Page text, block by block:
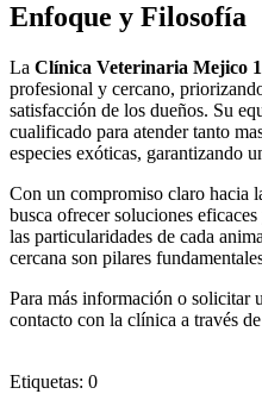
Enfoque y Filosofía
La Clínica Veterinaria Mejico
profesional y cercano,
satisfacción de los dueños. Su
cualificado para atender tanto
especies exóticas, garantizando
Con un compromiso claro hacia
busca ofrecer soluciones
las particularidades de cada
cercana son pilares
Para más información o solicitar
contacto con la clínica a través
Etiquetas: 0